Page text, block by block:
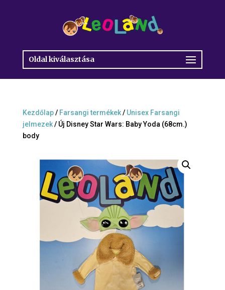
Oldal kiválasztása
Kezdőlap/ Farsangi termékek/ Unisex Farsangi
jelmezek/ Új Disney Star Wars: Baby Yoda (68cm.)
body